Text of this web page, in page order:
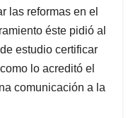
las reformas en el
éste pidió al
estudio certificar
lo acreditó el
comunicación a la